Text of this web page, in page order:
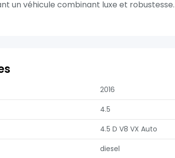
un véhicule combinant luxe et robustesse.
2016
4.5
4.5 D V8 VX Auto
diesel